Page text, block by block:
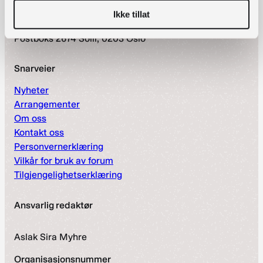
Ikke tillat
Postboks 2674 Solli, 0203 Oslo
Snarveier
Nyheter
Arrangementer
Om oss
Kontakt oss
Personvernerklæring
Vilkår for bruk av forum
Tilgjengelighetserklæring
Ansvarlig redaktør
Aslak Sira Myhre
Organisasjonsnummer